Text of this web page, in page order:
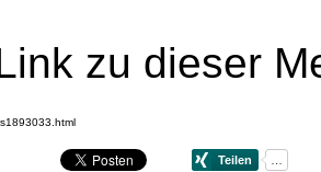
zu dieser